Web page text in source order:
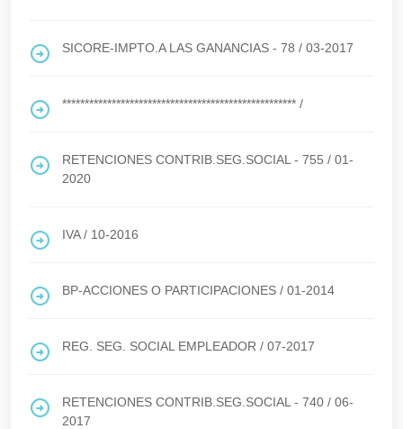
SICORE-IMPTO.A LAS GANANCIAS - 78 / 03-2017
**************************************************** /
RETENCIONES CONTRIB.SEG.SOCIAL - 755 / 01-
2020
IVA/ 10-2016
BP-ACCIONES O PARTICIPACIONES / 01-2014
REG. SEG. SOCIAL EMPLEADOR / 07-2017
RETENCIONES CONTRIB.SEG.SOCIAL - 740 / 06-
2017